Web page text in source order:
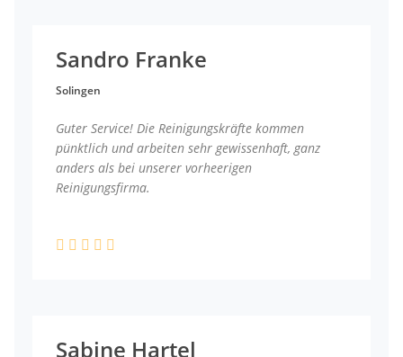
Sandro Franke
Solingen
Guter Service! Die Reinigungskräfte kommen
pünktlich und arbeiten sehr gewissenhaft, ganz
anders als bei unserer vorheerigen
Reinigungsfirma.
Sabine Hartel